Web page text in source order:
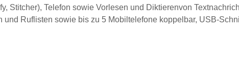
Stitcher), Telefon sowie Vorlesen und Diktierenvon
und Ruflisten sowie bis zu 5 Mobiltelefone koppelbar, USB-